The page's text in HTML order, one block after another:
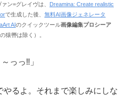
ン=グレイヴは、 Dreamina: Create realistic
で生成した後、 無料AI画像ジェネレータ
AIのクイックツール画像編集プロシーア
猿轡は除く）。
っっ‼」
やるよ。それまで楽しみにしな